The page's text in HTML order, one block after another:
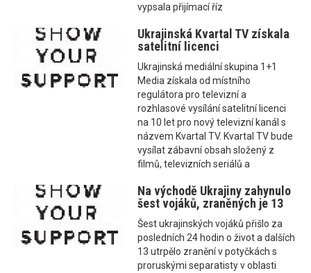
vypsala přijímací říz
Ukrajinská Kvartal TV získala
satelitní licenci
Ukrajinská mediální skupina 1+1
Media získala od místního
regulátora pro televizní a
rozhlasové vysílání satelitní licenci
na 10 let pro nový televizní kanál s
názvem Kvartal TV. Kvartal TV bude
vysílat zábavní obsah složený z
filmů, televizních seriálů a
Na východě Ukrajiny zahynulo
šest vojáků, zraněných je 13
Šest ukrajinských vojáků přišlo za
posledních 24 hodin o život a dalších
13 utrpělo zranění v potyčkách s
proruskými separatisty v oblasti